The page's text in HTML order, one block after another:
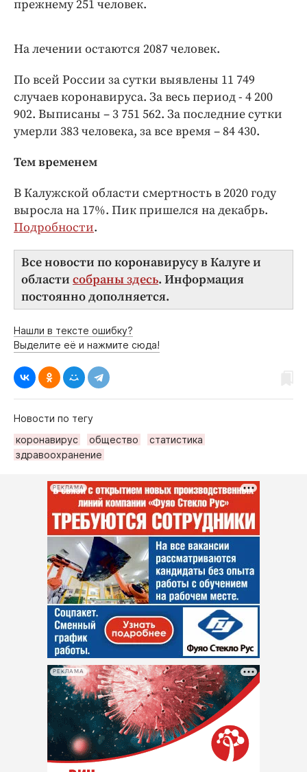
прежнему 251 человек.
На лечении остаются 2087 человек.
По всей России за сутки выявлены 11 749
случаев коронавируса. За весь период - 4 200
902. Выписаны – 3 751 562. За последние сутки
умерли 383 человека, за все время – 84 430.
Тем временем
В Калужской области смертность в 2020 году
выросла на 17%. Пик пришелся на декабрь.
Подробности.
Все новости по коронавирусу в Калуге и
области собраны здесь. Информация
постоянно дополняется.
Нашли в тексте ошибку?
Выделите её и нажмите сюда!
Новости по тегу
коронавирус
общество
статистика
здравоохранение
РЕКЛАМА
РЕКЛАМА